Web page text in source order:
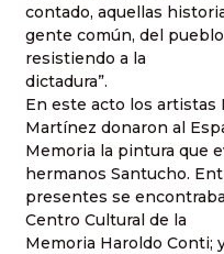
contado, aquellas
gente común, del
resistiendo a la
dictadura”.
En este acto los artistas
Martínez donaron al
Memoria la pintura que
hermanos Santucho.
presentes se
Centro Cultural de la
Memoria Haroldo Conti;